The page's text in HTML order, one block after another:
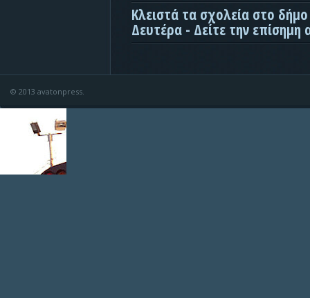
Κλειστά τα σχολεία στο
Δευτέρα - Δείτε την επίσημη
© 2013 avatonpress.